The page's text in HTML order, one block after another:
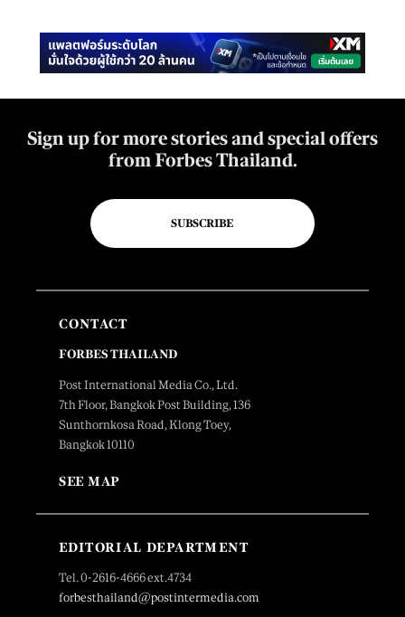
Sign up for more stories and special offers
from Forbes Thailand.
SUBSCRIBE
CONTACT
FORBES THAILAND
Post International Media Co., Ltd.
7th Floor, Bangkok Post Building, 136
Sunthornkosa Road, Klong Toey,
Bangkok 10110
SEE MAP
EDITORIAL DEPARTMENT
Tel. 0-2616-4666 ext.4734
forbesthailand@postintermedia.com